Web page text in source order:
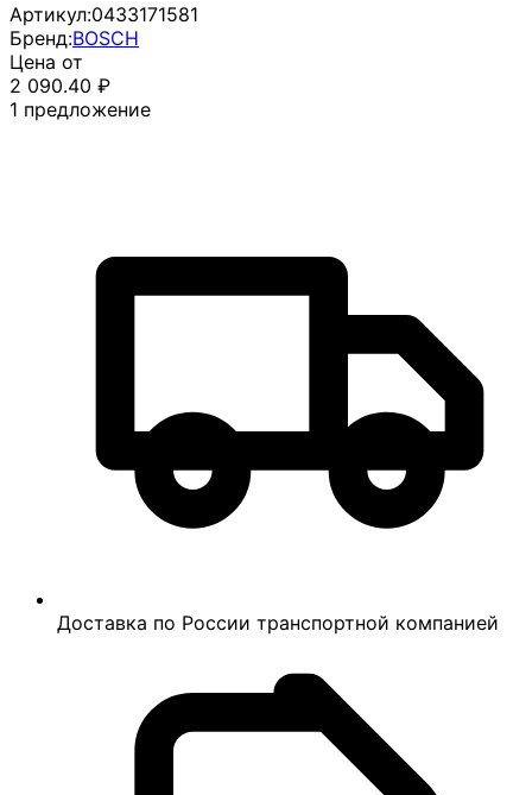
Артикул:0433171581
Бренд:BOSCH
Цена от
2 090.40 ₽
1 предложение
Доставка по России транспортной компанией